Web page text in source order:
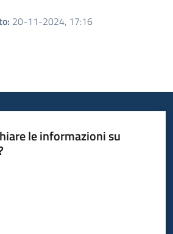
: 20-11-2024, 17:16
le informazioni su